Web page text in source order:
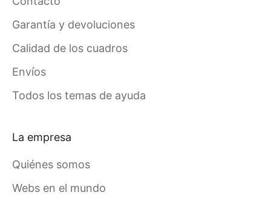
Garantía y devoluciones
Calidad de los cuadros
Envíos
Todos los temas de ayuda
La empresa
Quiénes somos
Webs en el mundo